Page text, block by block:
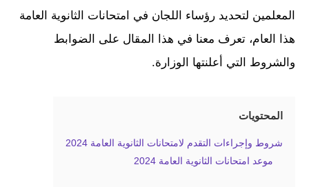
المعلمين لتحديد رؤساء اللجان في امتحانات الثانوية العامة
هذا العام، تعرف معنا في هذا المقال على الضوابط
والشروط التي أعلنتها الوزارة.
المحتويات
شروط وإجراءات التقدم لامتحانات الثانوية العامة 2024
موعد امتحانات الثانوية العامة 2024